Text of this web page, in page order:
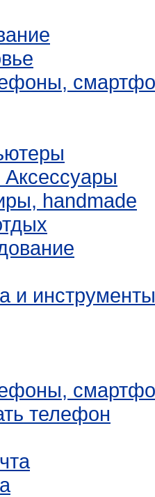
handmade
и инструменты
телефон